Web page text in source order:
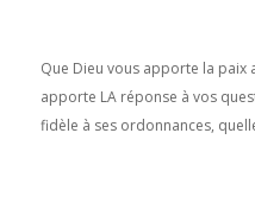
Que Dieu vous apporte la paix
apporte LA réponse à vos
fidèle à ses ordonnances,